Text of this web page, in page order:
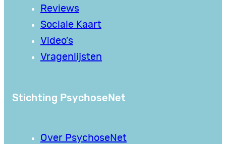
Reviews
Sociale Kaart
Video’s
Vragenlijsten
Stichting PsychoseNet
Over PsychoseNet